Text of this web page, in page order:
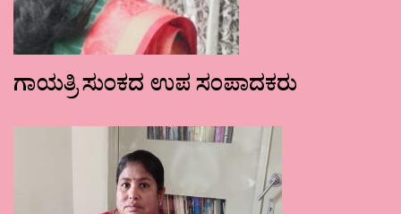
ಗಾಯತ್ರಿ ಸುಂಕದ ಉಪ ಸಂಪಾದಕರು